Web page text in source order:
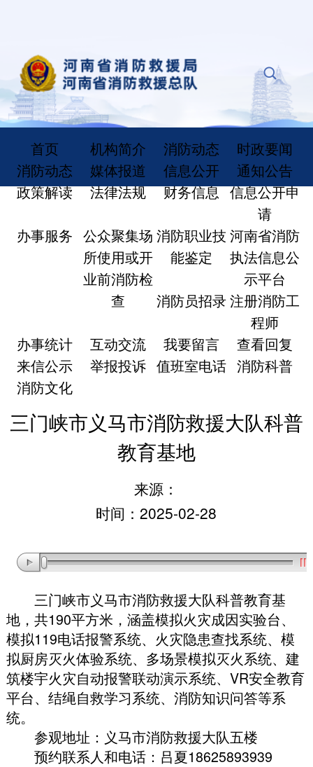
首页 机构简介 消防动态
时政要闻
消防动态
媒体报道 信息公开
通知公告
政策解读
法律法规 财务信息 信息公开申
请
办事服务 公众聚集场
所使用或开
业前消防检
查
消防职业技
能鉴定
河南省消防
执法信息公
示平台
消防员招录注册消防工
程师
办事统计
互动交流 我要留言
查看回复
来信公示
举报投诉 值班室电话 消防科普
消防文化
三门峡市义马市消防救援大队科普
教育基地
来源：
时间：2025-02-28
三门峡市义马市消防救援大队科普教育基
地， 共190平方米 ， 涵盖模拟火灾成因实验台、
模拟119电话报警系统、火灾隐患查找系统、模
拟厨房灭火体验系统、多场景模拟灭火系统、建
筑楼宇火灾自动报警联动演示系统、VR安全教育
平台、结绳自救学习系统、消防知识问答等系
统。
参观地址：义马市消防救援大队五楼
预约联系人和电话：吕夏18625893939